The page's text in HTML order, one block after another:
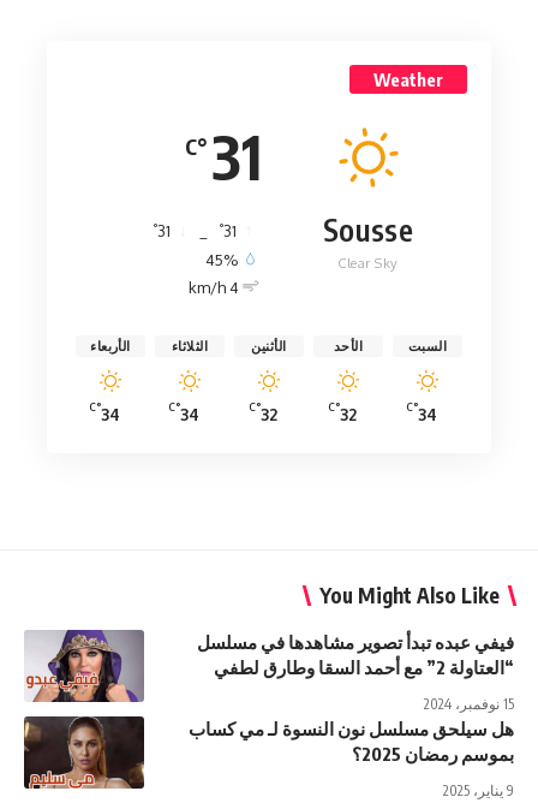
Weather
31
°C
Sousse
Clear Sky
31
°
31
°
45%
4 km/h
السبت
34
°C
الأحد
32
°C
الأثنين
32
°C
الثلاثاء
34
°C
الأربعاء
34
°C
You Might Also Like
فيفي عبده تبدأ تصوير مشاهدها في مسلسل
“العتاولة 2” مع أحمد السقا وطارق لطفي
15 نوفمبر، 2024
هل سيلحق مسلسل نون النسوة لـ مي كساب
بموسم رمضان 2025؟
9 يناير، 2025